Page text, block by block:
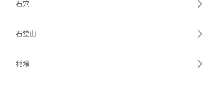
石穴
石堂山
稲場